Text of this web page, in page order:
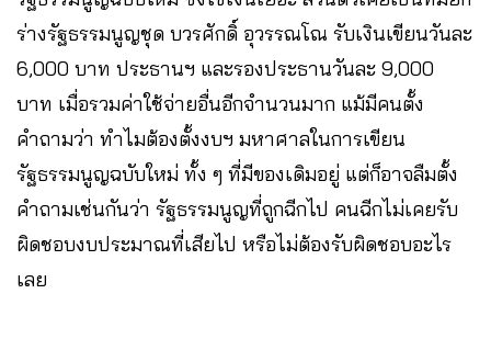
ร่างรัฐธรรมนูญชุด บวรศักดิ์ อุวรรณโณ รับเงินเขียนวันละ
6,000 บาท ประธานฯ และรองประธานวันละ 9,000
บาท เมื่อรวมค่าใช้จ่ายอื่นอีกจำนวนมาก แม้มีคนตั้ง
คำถามว่า ทำไมต้องตั้งงบฯ มหาศาลในการเขียน
รัฐธรรมนูญฉบับใหม่ ทั้ง ๆ ที่มีของเดิมอยู่ แต่ก็อาจลืมตั้ง
คำถามเช่นกันว่า รัฐธรรมนูญที่ถูกฉีกไป คนฉีกไม่เคยรับ
ผิดชอบงบประมาณที่เสียไป หรือไม่ต้องรับผิดชอบอะไร
เลย